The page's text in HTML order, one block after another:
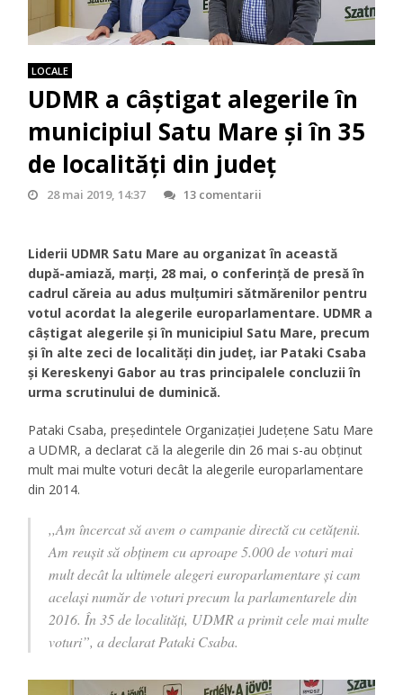
LOCALE
UDMR a câștigat alegerile în
municipiul Satu Mare și în 35
de localități din județ
28 mai 2019, 14:37 13 comentarii
Liderii UDMR Satu Mare au organizat în această
după-amiază, marți, 28 mai, o conferință de presă în
cadrul căreia au adus mulțumiri sătmărenilor pentru
votul acordat la alegerile europarlamentare. UDMR a
câștigat alegerile și în municipiul Satu Mare, precum
și în alte zeci de localități din județ, iar Pataki Csaba
și Kereskenyi Gabor au tras principalele concluzii în
urma scrutinului de duminică.
Pataki Csaba,președintele Organizației Județene Satu Mare
a UDMR, a declarat că la alegerile din 26 mai s-au obținut
mult mai multe voturi decât la alegerile europarlamentare
din 2014.
,,Am încercat să avem o campanie directă cu cetățenii.
Am reușit să obținem cu aproape 5.000 de voturi mai
mult decât la ultimele alegeri europarlamentare și cam
același număr de voturi precum la parlamentarele din
2016. În 35 de localități, UDMR a primit cele mai multe
voturi”, a declarat Pataki Csaba.